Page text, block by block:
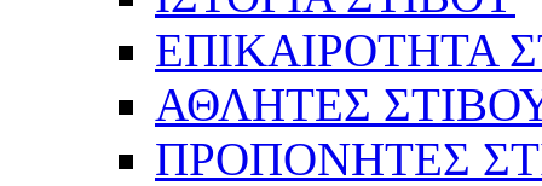
ΕΠΙΚΑΙΡΟΤΗΤΑ
ΑΘΛΗΤΕΣ
ΠΡΟΠΟΝΗΤΕΣ